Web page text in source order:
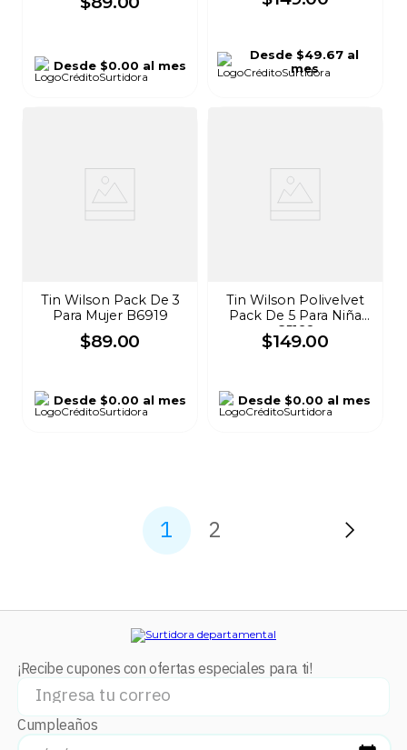
Desde$0.00 al mes
Desde $49.67 al
mes
Tin Wilson Pack De 3
Para Mujer B6919
$89.00
Desde$0.00 al mes
Tin Wilson Polivelvet
Pack De 5 Para Niña
C5192
$149.00
Desde $0.00 al mes
1 2
¡Recibe cupones con ofertas especiales para ti!
Cumpleaños